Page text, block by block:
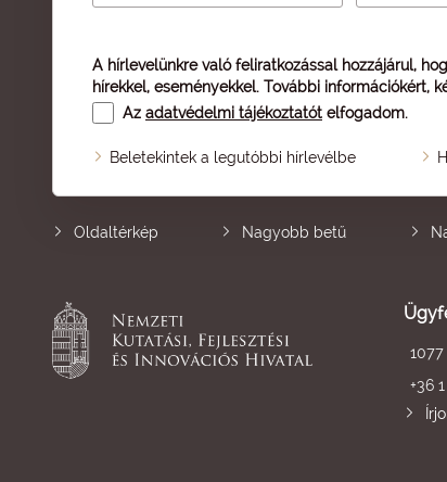
A hírlevelünkre való feliratkozással hozzájárul,
hírekkel, eseményekkel. További információkért,
Az adatvédelmi tájékoztatót elfogadom.
Beletekintek a legutóbbi hírlevélbe
Oldaltérkép Nagyobb betű
+36